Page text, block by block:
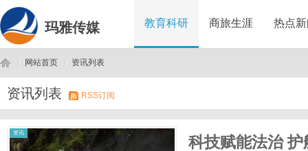
玛雅传媒 教育科研 商旅生涯 热点
玛 ›
网站首页
›
资讯列表
资讯列表 RSS订阅
资讯
科技赋能法治